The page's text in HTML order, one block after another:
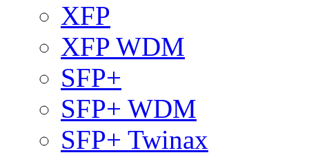
XFP
XFP WDM
SFP+
SFP+ WDM
SFP+ Twinax